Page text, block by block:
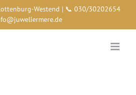
Westend | 📞 030/30202654